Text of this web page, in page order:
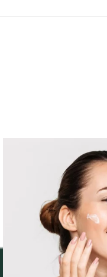
mars!
Vi...
2